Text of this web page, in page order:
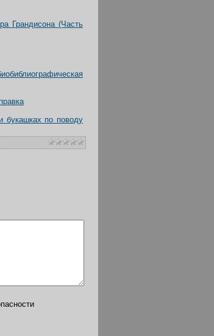
Грандисона (Часть
букашках по поводу